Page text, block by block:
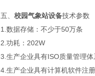
五、 校园气象站设备技术参数
1.数据存储：不少于50万条
2.功耗：202W
3.生产企业具有ISO质量管理
4.生产企业具有计算机软件注